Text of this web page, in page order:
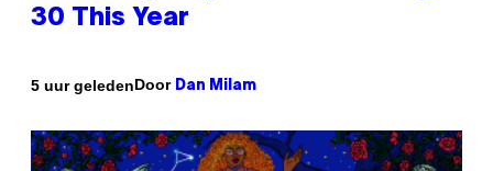
30 This Year
5 uur geledenDoor Dan Milam